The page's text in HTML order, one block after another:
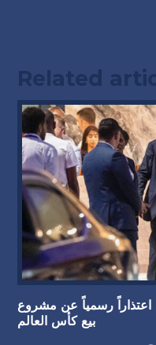
Related
اعتذاراً رسمياً عن مشروع
بيع كأس العالم